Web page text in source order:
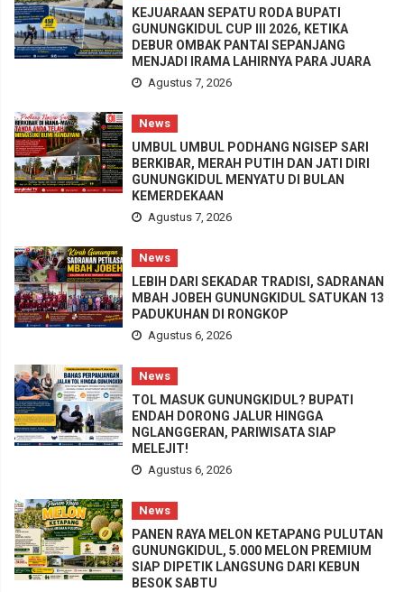
KEJUARAAN SEPATU RODA BUPATI
GUNUNGKIDUL CUP III 2026, KETIKA
DEBUR OMBAK PANTAI SEPANJANG
MENJADI IRAMA LAHIRNYA PARA JUARA
Agustus 7, 2026
News
UMBUL UMBUL PODHANG NGISEP SARI
BERKIBAR, MERAH PUTIH DAN JATI DIRI
GUNUNGKIDUL MENYATU DI BULAN
KEMERDEKAAN
Agustus 7, 2026
News
LEBIH DARI SEKADAR TRADISI, SADRANAN
MBAH JOBEH GUNUNGKIDUL SATUKAN 13
PADUKUHAN DI RONGKOP
Agustus 6, 2026
News
TOL MASUK GUNUNGKIDUL? BUPATI
ENDAH DORONG JALUR HINGGA
NGLANGGERAN, PARIWISATA SIAP
MELEJIT!
Agustus 6, 2026
News
PANEN RAYA MELON KETAPANG PULUTAN
GUNUNGKIDUL, 5.000 MELON PREMIUM
SIAP DIPETIK LANGSUNG DARI KEBUN
BESOK SABTU